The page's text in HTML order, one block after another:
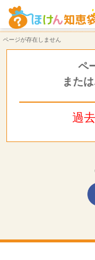
ページが存在しません | ほけん知恵袋
ページが存在しません
ペ
また
過